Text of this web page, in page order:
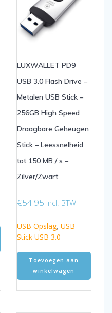
LUXWALLET PD9
USB 3.0 Flash Drive –
Metalen USB Stick –
256GB High Speed ​​
Draagbare Geheugen
Stick – Leessnelheid
tot 150 MB / s –
Zilver/Zwart
€54.95 Incl. BTW
USB Opslag, USB-
Stick USB 3.0
Toevoegen aan
winkelwagen